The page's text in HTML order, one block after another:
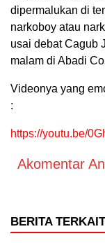
dipermalukan di
narkoboy atau
usai debat Cagub
malam di Abadi
Videonya yang
:
https://youtu.be/
Akomentar
BERITA TERKAIT